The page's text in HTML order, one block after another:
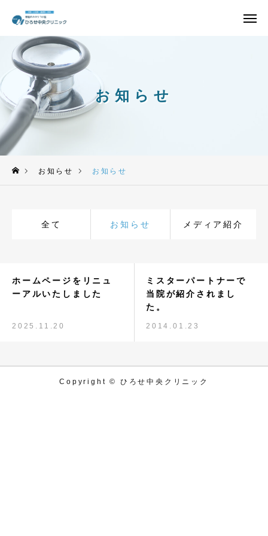
お知らせ
お知らせ お知らせ
全て お知らせ メディア紹介
ホームページをリニュ
ーアルいたしました
2025.11.20
ミスターパートナーで
当院が紹介されまし
た。
2014.01.23
Copyright © ひろせ中央クリニック
アクセス
設備紹介
お問い合わせ
TOP
診療方針
保険外診療
採用情報